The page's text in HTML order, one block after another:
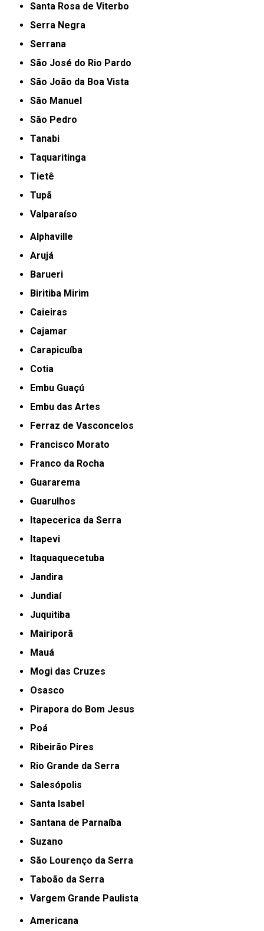
Santa Rosa de Viterbo
Serra Negra
Serrana
São José do Rio Pardo
São João da Boa Vista
São Manuel
São Pedro
Tanabi
Taquaritinga
Tietê
Tupã
Valparaíso
Alphaville
Arujá
Barueri
Biritiba Mirim
Caieiras
Cajamar
Carapicuíba
Cotia
Embu Guaçú
Embu das Artes
Ferraz de Vasconcelos
Francisco Morato
Franco da Rocha
Guararema
Guarulhos
Itapecerica da Serra
Itapevi
Itaquaquecetuba
Jandira
Jundiaí
Juquitiba
Mairiporã
Mauá
Mogi das Cruzes
Osasco
Pirapora do Bom Jesus
Poá
Ribeirão Pires
Rio Grande da Serra
Salesópolis
Santa Isabel
Santana de Parnaíba
Suzano
São Lourenço da Serra
Taboão da Serra
Vargem Grande Paulista
Americana